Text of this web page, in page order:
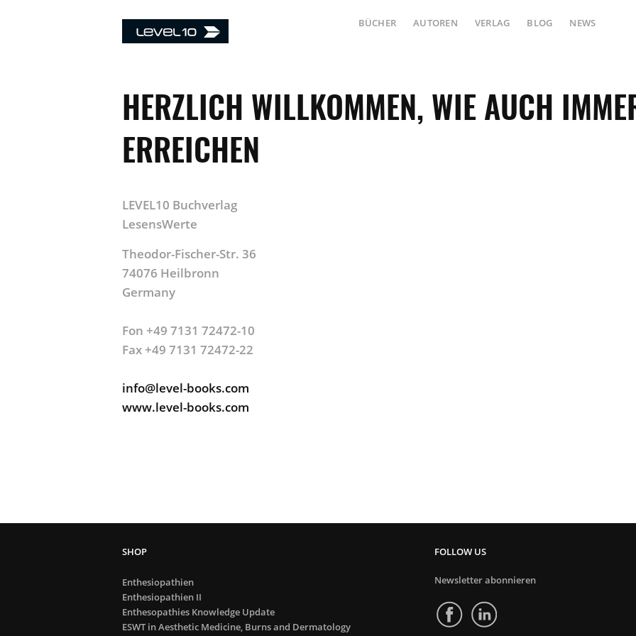
BÜCHER AUTOREN VERLAG BLOG NEWS
HERZLICH WILLKOMMEN, WIE AUCH
ERREICHEN
LEVEL10 Buchverlag
LesensWerte
Theodor-Fischer-Str. 36
74076 Heilbronn
Germany
Fon +49 7131 72472-10
Fax +49 7131 72472-22
info@level-books.com
www.level-books.com
Enthesiopathien
Enthesiopathien II
Enthesopathies Knowledge Update
ESWT in Aesthetic Medicine, Burns and Dermatology
FOLLOW US
Newsletter abonnieren